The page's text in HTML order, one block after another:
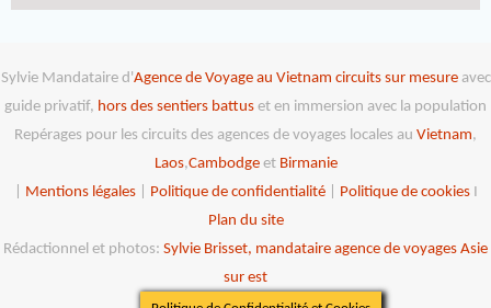
Sylvie Mandataire d'Agence de Voyage au Vietnam circuits sur mesureavec
guide privatif, hors des sentiers battus et en immersion avec la population
Repérages pour les circuits des agences de voyages locales au Vietnam,
Laos,Cambodgeet Birmanie
Mentions légales| Politique de confidentialité| Politique de cookiesI
Plan du site
Rédactionnel et photos: Sylvie Brisset, mandataire agence de voyages Asie
sur est